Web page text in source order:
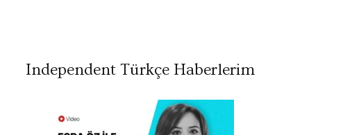
Independent Türkçe Haberlerim